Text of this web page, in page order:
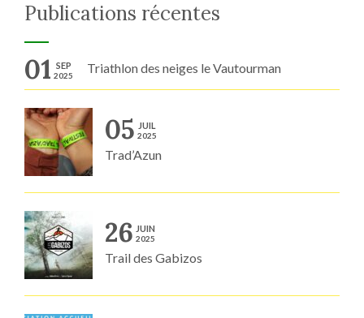
Publications récentes
01 SEP
2025 Triathlon des neiges le Vautourman
05 JUIL
2025
Trad’Azun
26 JUIN
2025
Trail des Gabizos